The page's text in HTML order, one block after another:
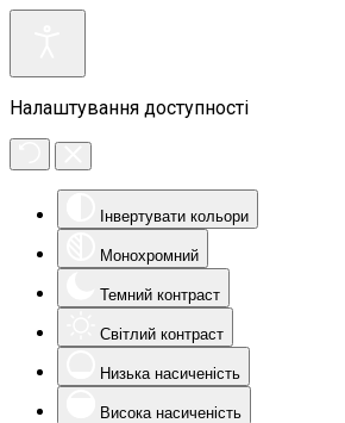
Налаштування доступності
Інвертувати кольори
Монохромний
Темний контраст
Світлий контраст
Низька насиченість
Висока насиченість